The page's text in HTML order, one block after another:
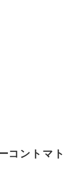
コントマト